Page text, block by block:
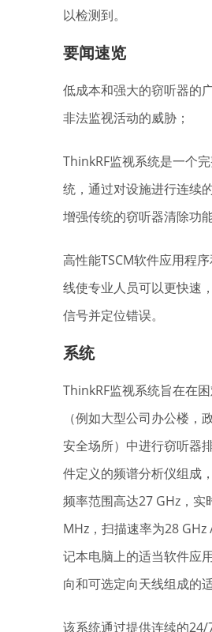
以检测到。
要闻速览
低成本和强大的窃听器的
非法监视活动的威胁；
ThinkRF监视系统是一个
统，通过对设施进行连续
增强传统的窃听器清除功
高性能TSCM软件应用程
线使专业人员可以更快速
信号并定位错误。
系统
ThinkRF监视系统旨在在
（例如大型公司办公楼，
安全场所）中进行窃听器
件定义的频谱分析仪组成
频率范围高达27 GHz，实
MHz，扫描速率为28 GHz
记本电脑上的适当软件应
向和可选定向天线组成的
该系统通过提供连续的24/